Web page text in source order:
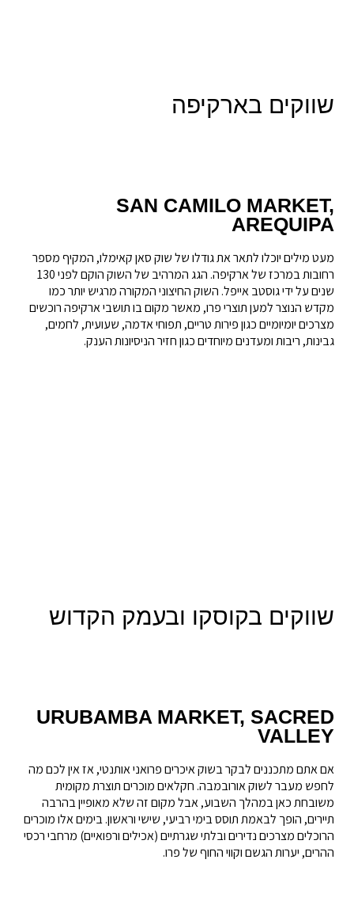
שווקים בארקיפה
SAN CAMILO MARKET,
AREQUIPA
מעט מילים יוכלו לתאר את גודלו של שוק סאן קאימלו, המקיף מספר
רחובות במרכז של ארקיפה. הגג המרהיב של השוק הוקם לפני 130
שנים על ידי גוסטב אייפל. השוק החיצוני המקורה מרגיש יותר כמו
מקדש הנוצר למען תוצרי פרו, מאשר מקום בו תושבי ארקיפה רוכשים
מצרכים יומיומיים כגון פירות טריים, תפוחי אדמה, שעועית, לחמים,
גבינות, ריבות ומעדנים מיוחדים כגון חזיר הניסיונות הענק.
שווקים בקוסקו ובעמק הקדוש
URUBAMBA MARKET, SACRED
VALLEY
אם אתם מתכננים לבקר בשוק איכרים פרואני אותנטי, אז אין לכם מה
לחפש מעבר לשוק אורובמבה. חקלאים מוכרים תוצרת מקומית
משובחת כאן במהלך השבוע, אבל מקום זה שלא מאופיין בהרבה
תיירים, הופך לבאמת תוסס בימי רביעי, שישי וראשון. בימים אלו מוכרים
הרוכלים מצרכים נדירים ובלתי שגרתיים (אכילים ורפואיים) מרחבי רכסי
ההרים, יערות הגשם וקווי החוף של פרו.